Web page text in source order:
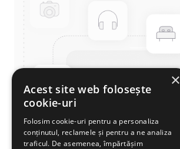
×
Acest site web folosește
cookie-uri
Folosim cookie-uri pentru a personaliza
conținutul, reclamele și pentru a ne analiza
traficul. De asemenea, împărtășim